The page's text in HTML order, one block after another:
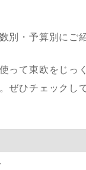
別・予算別にご紹
って東欧をじっ
ぜひチェックし